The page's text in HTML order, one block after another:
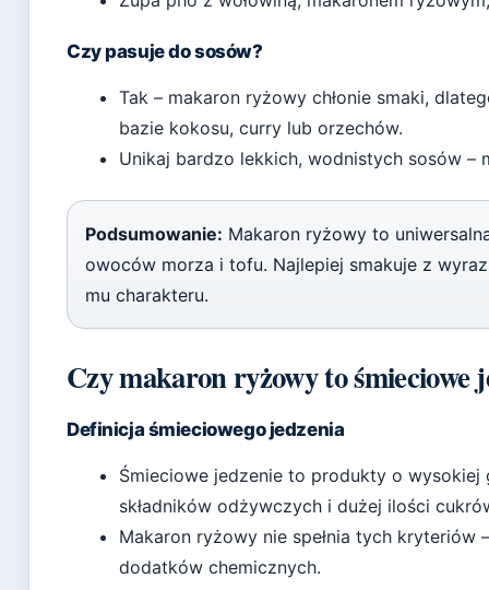
Czy pasuje do sosów?
Tak – makaron ryżowy chłonie smaki,
bazie kokosu, curry lub orzechów.
Unikaj bardzo lekkich, wodnistych sosów –
Podsumowanie: Makaron ryżowy to
owoców morza i tofu. Najlepiej smakuje z
mu charakteru.
Czy makaron ryżowy to śmieciowe
Definicja śmieciowego jedzenia
Śmieciowe jedzenie to produkty o
składników odżywczych i dużej ilości
Makaron ryżowy nie spełnia tych kryteriów
dodatków chemicznych.